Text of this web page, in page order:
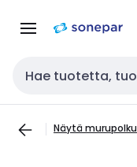
navigointiinsisältöön
Haku
Näytä murupolku